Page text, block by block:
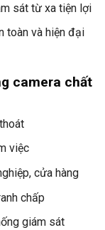
sát từ xa tiện lợi
toàn và hiện đại
camera chất
việc
cửa hàng
chấp
giám sát